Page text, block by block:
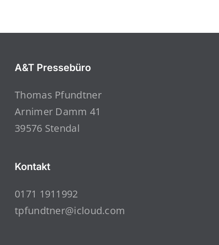
A&T Pressebüro
Thomas Pfundtner
Arnimer Damm 41
39576 Stendal
Kontakt
0171 1911992
tpfundtner@icloud.com